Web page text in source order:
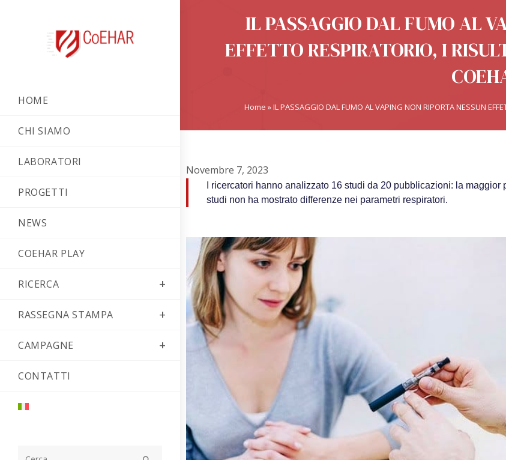
HOME
CHI SIAMO
LABORATORI
PROGETTI
NEWS
COEHAR PLAY
RICERCA
RASSEGNA STAMPA
CAMPAGNE
CONTATTI
IL PASSAGGIO DAL FUMO AL
EFFETTO RESPIRATORIO, I
Home »IL PASSAGGIO DAL FUMO AL VAPING NON RIPORTA NESSUN
Novembre 7, 2023
I ricercatori hanno analizzato 16 studi da 20 pubblicazioni: la maggior
studi non ha mostrato differenze nei parametri respiratori.